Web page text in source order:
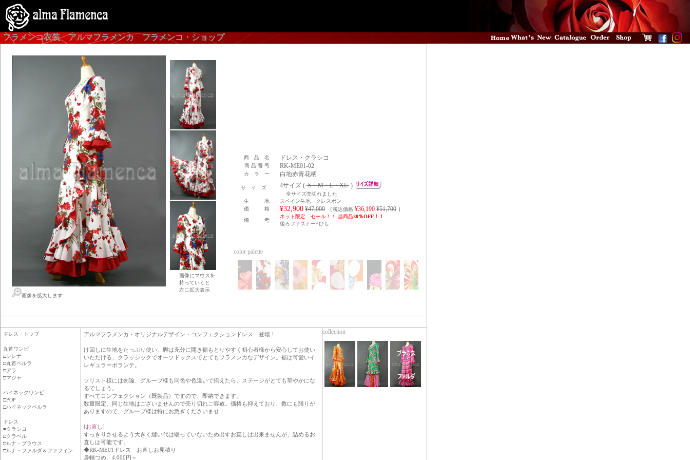
フラメンコ衣装 アルマフラメンカ フラメンコ・ショップ
画像を拡大します
画像にマウスを
持っていくと
左に拡大表示
商 品 名 ドレス・クラシコ
商 品 番 号 RK-ME01-02
カ ラ ー 白地赤青花柄
サ イ ズ 4サイズ ( S・M・L・XL )
全サイズ売切れました
生 地
スペイン生地 クレスポン
価 格
¥32,900 ¥47,000 （税込価格 ¥36,190 ¥51,700 ）
備 考
ネット限定 セール！！ 当商品30％OFF！！
後ろファスナー+ひも
color palette
ドレス・トップ
丸首ワンピ
□シレナ
□丸首ペルラ
□アラ
□マジャ
ハイネックワンピ
□POP
□ハイネックペルラ
ドレス
■クラシコ
□クラベル
□ルナ・ブラウス
□ルナ・ファルダ＆ファフィン
アルマフラメンカ・オリジナルデザイン・コンフェクションドレス 登場！
け回しに生地をたっぷり使い、脚は充分に開き裾もとりやすく初心者様から安心してお使い
いただける、クラッシックでオーソドックスでとてもフラメンカなデザイン。裾は可愛いイ
レギュラーボランテ。
ソリスト様には勿論、グループ様も同色や色違いで揃えたら、ステージがとても華やかにな
るでしょう。
すべてコンフェクション（既製品）ですので、即納できます。
数量限定、同じ生地はございませんので売り切れご容赦。価格も抑えており、数にも限りが
ありますので、グループ様は特にお急ぎくださいませ！
[お直し]
すっきりさせるよう大きく縫い代は取っていないため出すお直しは出来ませんが、詰めるお
直しは可能です。
◆RK-ME01ドレス お直しお見積り
身幅つめ 4,000円～
collection